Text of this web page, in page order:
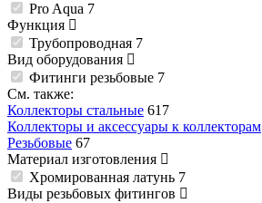
Pro Aqua 7
Функция
Трубопроводная 7
Вид оборудования
Фитинги резьбовые 7
См. также:
Коллекторы стальные 617
Коллекторы и аксессуары к коллекторам
Резьбовые 67
Материал изготовления
Хромированная латунь 7
Виды резьбовых фитингов